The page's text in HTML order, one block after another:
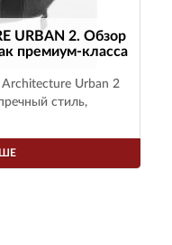
URBAN 2. Обзор
премиум-класса
Urban 2
стиль,